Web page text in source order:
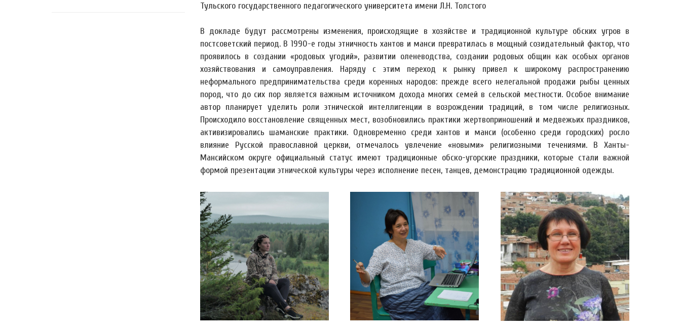
Тульского государственного педагогического университета имени Л.Н. Толстого
В докладе будут рассмотрены изменения, происходящие в хозяйстве и традиционной культуре обских угров в
постсоветский период. В 1990-е годы этничность хантов и манси превратилась в мощный созидательный фактор, что
проявилось в создании «родовых угодий», развитии оленеводства, создании родовых общин как особых органов
хозяйствования и самоуправления. Наряду с этим переход к рынку привел к широкому распространению
неформального предпринимательства среди коренных народов: прежде всего нелегальной продажи рыбы ценных
пород, что до сих пор является важным источником дохода многих семей в сельской местности. Особое внимание
автор планирует уделить роли этнической интеллигенции в возрождении традиций, в том числе религиозных.
Происходило восстановление священных мест, возобновились практики жертвоприношений и медвежьих праздников,
активизировались шаманские практики. Одновременно среди хантов и манси (особенно среди городских) росло
влияние Русской православной церкви, отмечалось увлечение «новыми» религиозными течениями. В Ханты-
Мансийском округе официальный статус имеют традиционные обско-угорские праздники, которые стали важной
формой презентации этнической культуры через исполнение песен, танцев, демонстрацию традиционной одежды.